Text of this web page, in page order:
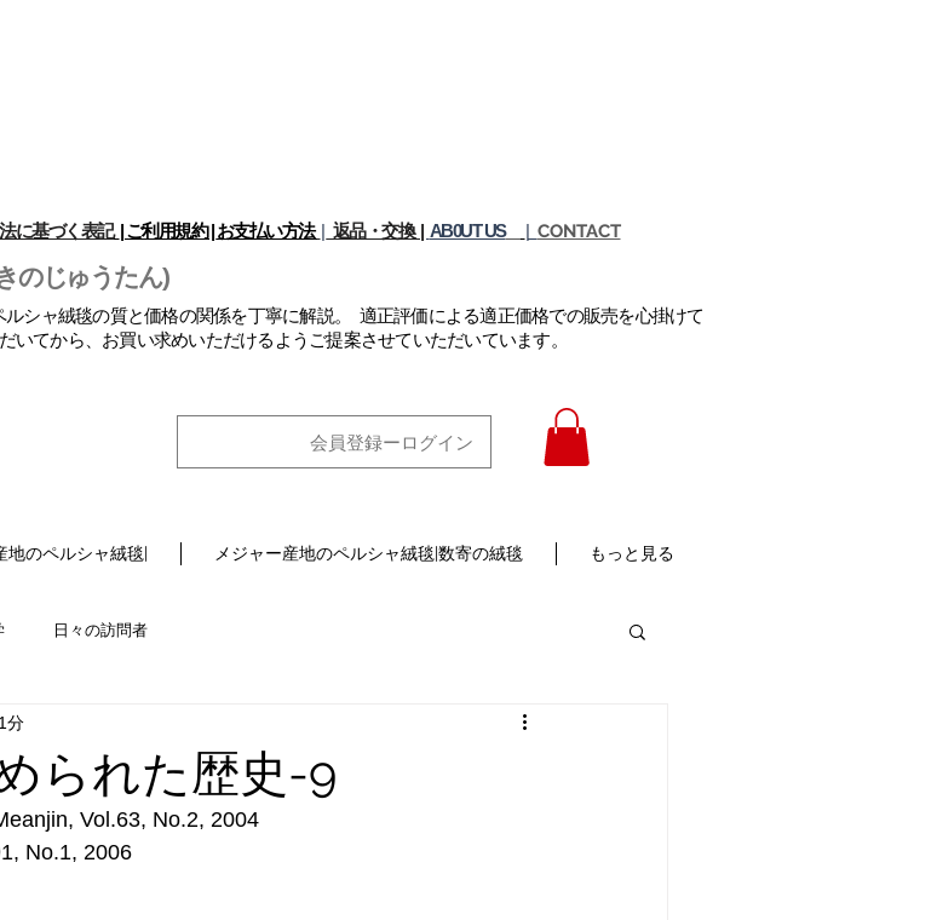
のじゅうたん)
シャ絨毯の質と価格の関係を丁寧に解説。 適正評価による適正価格での販売を心掛けて
てから、お買い求めいただけるようご提案させていただいています。
に基づく表記 | ご利用規約 |お支払い方法 | 返品・交換 | AB0UT US | CONTACT
会員登録ーログイン
地のペルシャ絨毯| メジャー産地のペルシャ絨毯|数寄の絨毯 もっと見る
日々の訪問者
られた歴史-9
分
Vol.63, No.2, 2004
No.1, 2006